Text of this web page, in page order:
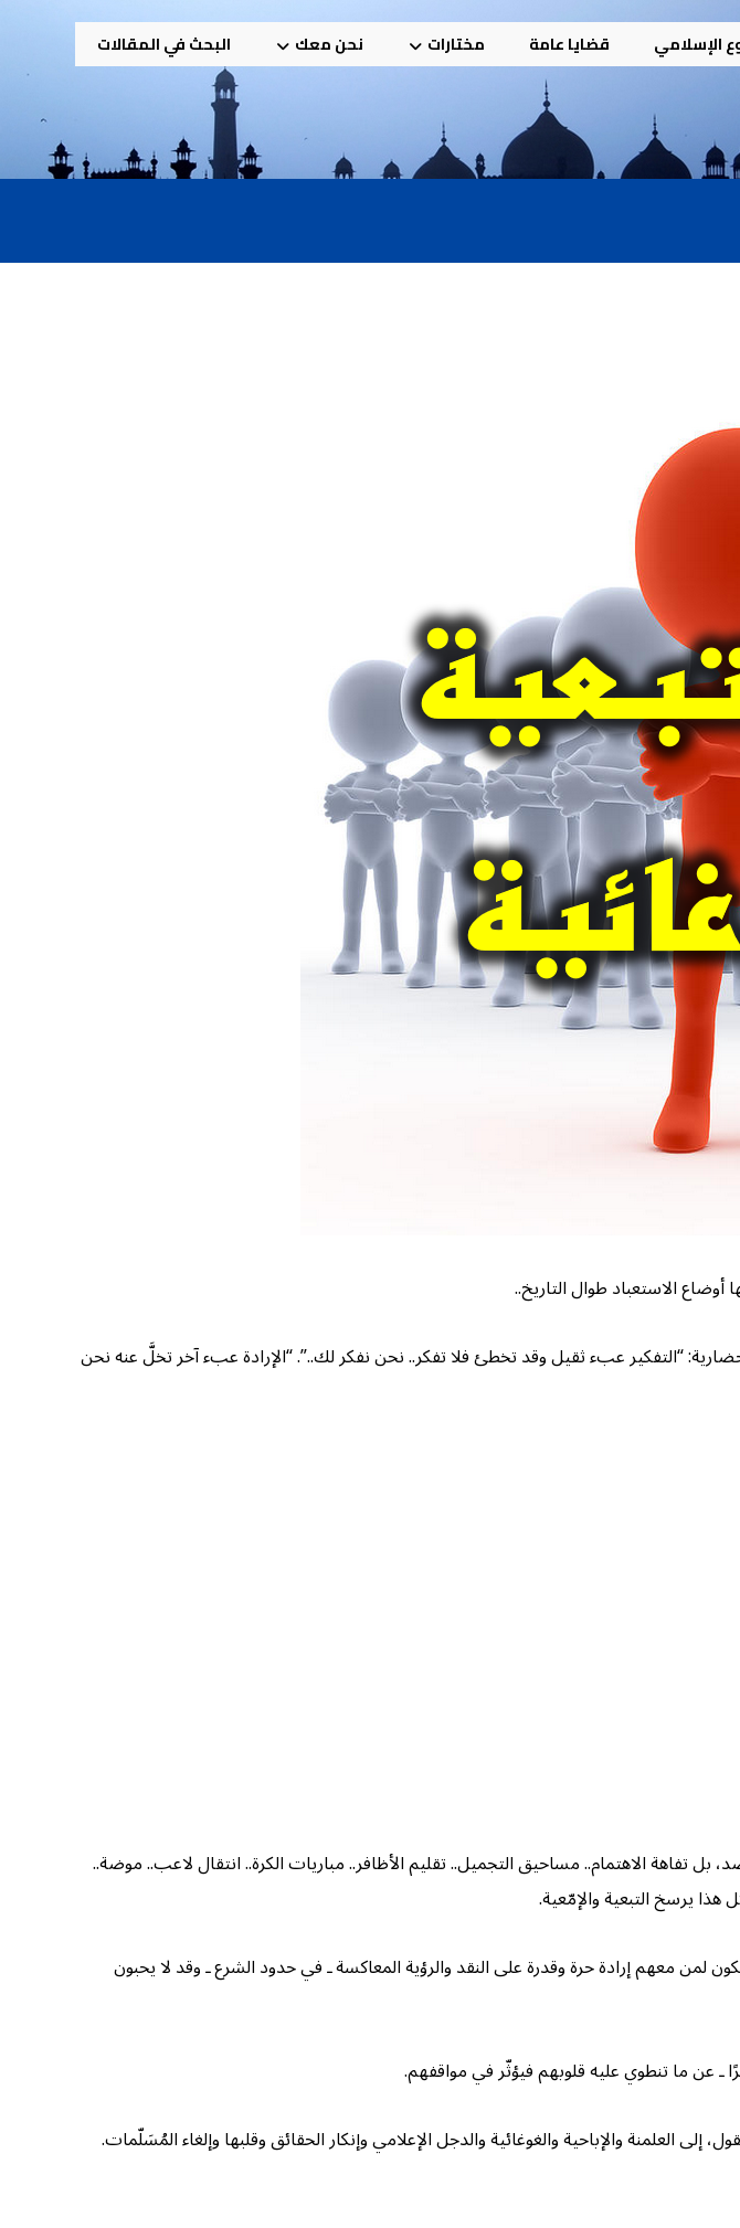
الإسلامي قضايا عامة مختارات نحن معك البحث في المقالات
أوضاع الاستعباد طوال التاريخ..
“التفكير عبء ثقيل وقد تخطئ فلا تفكر.. نحن نفكر لك..”. “الإرادة عبء آخر تخلَّ عنه نحن
بل تفاهة الاهتمام.. مساحيق التجميل.. تقليم الأظافر.. مباريات الكرة.. انتقال لاعب.. موضة..
يرسخ التبعية والإمّعية.
معهم إرادة حرة وقدرة على النقد والرؤية المعاكسة ـ في حدود الشرع ـ وقد لا يحبون
عن ما تنطوي عليه قلوبهم فيؤثّر في مواقفهم.
والإباحية والغوغائية والدجل الإعلامي وإنكار الحقائق وقلبها وإلغاء المُسَلّمات.